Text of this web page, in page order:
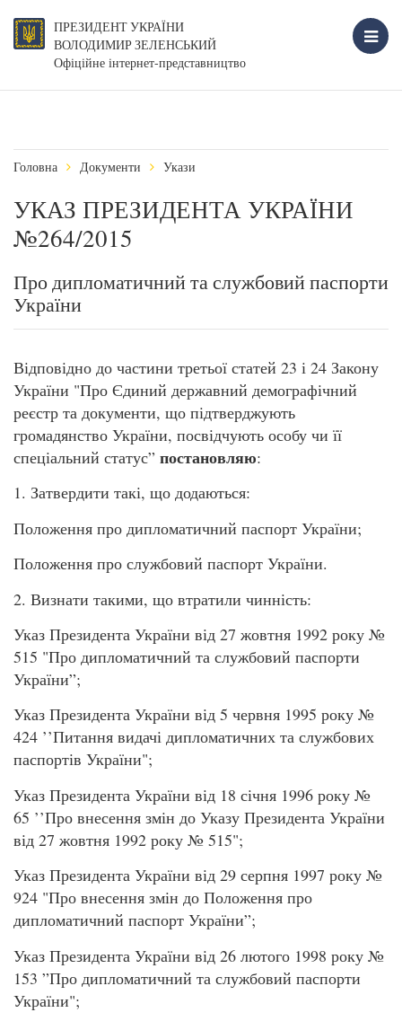
ПРЕЗИДЕНТ УКРАЇНИ
ВОЛОДИМИР ЗЕЛЕНСЬКИЙ
Офіційне інтернет-представництво
Головна Документи Укази
УКАЗ ПРЕЗИДЕНТА УКРАЇНИ
№264/2015
Про дипломатичний та службовий паспорти
України
Відповідно до частини третьої статей 23 і 24 Закону
України "Про Єдиний державний демографічний
реєстр та документи, що підтверджують
громадянство України, посвідчують особу чи її
спеціальний статус” постановляю:
1. Затвердити такі, що додаються:
Положення про дипломатичний паспорт України;
Положення про службовий паспорт України.
2. Визнати такими, що втратили чинність:
Указ Президента України від 27 жовтня 1992 року №
515 "Про дипломатичний та службовий паспорти
України”;
Указ Президента України від 5 червня 1995 року №
424 ’’Питання видачі дипломатичних та службових
паспортів України";
Указ Президента України від 18 січня 1996 року №
65 ’’Про внесення змін до Указу Президента України
від 27 жовтня 1992 року № 515";
Указ Президента України від 29 серпня 1997 року №
924 "Про внесення змін до Положення про
дипломатичний паспорт України”;
Указ Президента України від 26 лютого 1998 року №
153 ”Про дипломатичний та службовий паспорти
України";